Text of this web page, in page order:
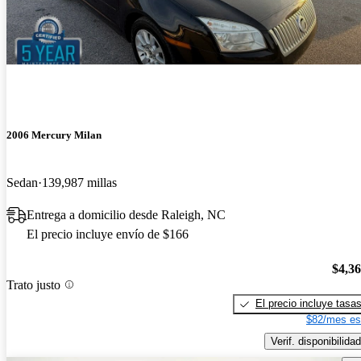
2006 Mercury Milan
Sedan 139,987 millas
Entrega a domicilio desde Raleigh, NC
El precio incluye envío de $166
Trato justo
El precio incluye tasas
$82/mes
Verif. disponibilidad